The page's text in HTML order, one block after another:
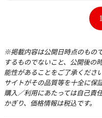
1
※掲載内容は公開日時点のもの
するものでないこと、公開後の
能性があることをご了承くだ
サイトがその品質等を十全に保
購入／利用にあたっては自己責
かぎり、価格情報は税込です。